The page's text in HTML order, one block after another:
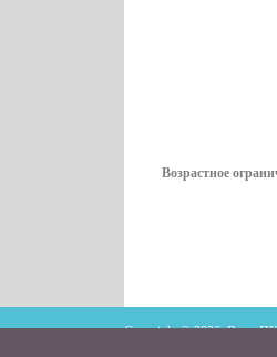
Возрастное
Copyright © 2026.